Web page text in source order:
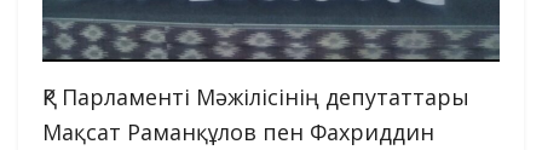
ҚР Парламенті Мәжілісінің депутаттары
Мақсат Раманқұлов пен Фахриддин